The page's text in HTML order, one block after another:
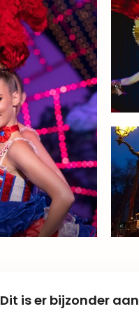
Dit is er bijzonder aan